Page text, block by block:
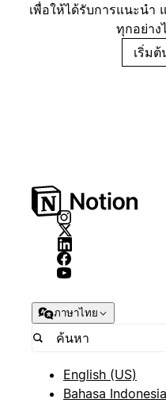
เพื่อให้ได้รับการแนะนำ
ทุกอย่าง
เริ่ม
ภาษาไทย
English (US)
Bahasa Indonesia